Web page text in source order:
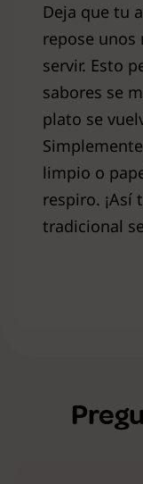
Deja que tu
repose
servir. Esto
sabores se
plato se
limpio o
respiro. ¡Así
tradicional